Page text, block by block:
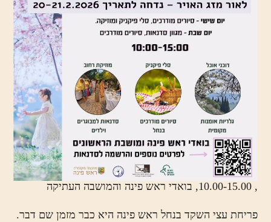
, 10.00-15.00, בואדי ראש פינה והמושבה העתיקה
פריחת עצי השקד בנחל ראש פינה היא כבר מזמן שם דבר.